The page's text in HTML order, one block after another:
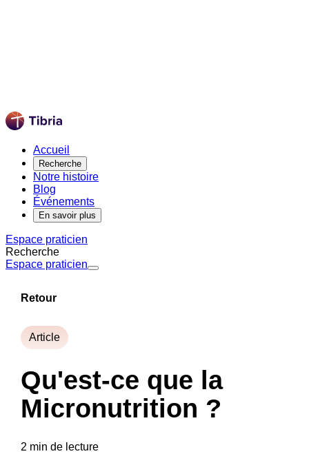
Accueil
Recherche
Notre histoire
Blog
Événements
En savoir plus
Espace praticien
Recherche
Espace praticien
Retour
Article
Qu'est-ce que la
Micronutrition ?
2 min de lecture